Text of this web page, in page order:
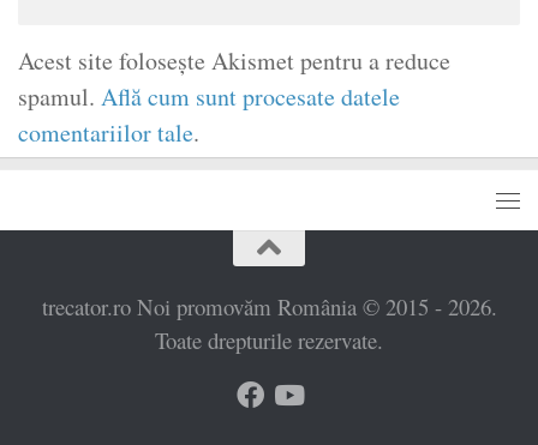
Acest site folosește Akismet pentru a reduce
spamul. Află cum sunt procesate datele
comentariilor tale.
trecator.ro Noi promovăm România © 2015 - 2026.
Toate drepturile rezervate.